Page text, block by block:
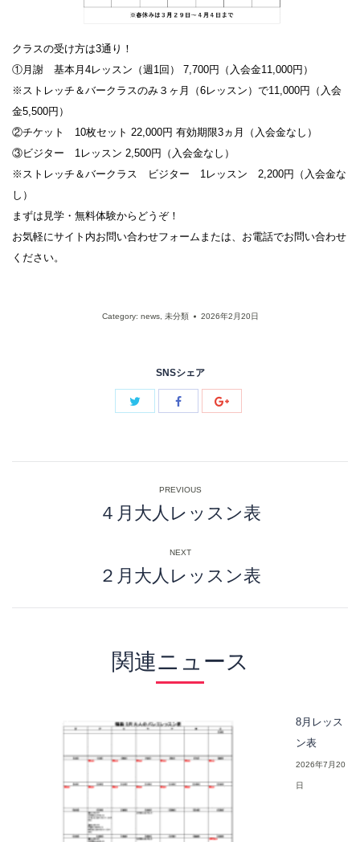
クラスの受け方は3通り！
①月謝 基本月4レッスン（週1回） 7,700円（入会金11,000円）
※ストレッチ＆バークラスのみ３ヶ月（6レッスン）で11,000円（入会
金5,500円）
②チケット 10枚セット 22,000円 有効期限3ヵ月（入会金なし）
③ビジター 1レッスン 2,500円（入会金なし）
※ストレッチ＆バークラス ビジター 1レッスン 2,200円（入会金な
し）
まずは見学・無料体験からどうぞ！
お気軽にサイト内お問い合わせフォームまたは、お電話でお問い合わせ
ください。
Category: news, 未分類 2026年2月20日
SNSシェア
navigation
PREVIOUS
Previous
４月大人レッスン表
NEXT
Next
２月大人レッスン表
関連ニュース
8月レッス
ン表
2026年7月20
日